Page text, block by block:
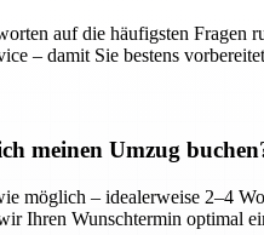
auf die häufigsten Fragen
– damit Sie bestens
meinen Umzug
möglich – idealerweise 2–4
Ihren Wunschtermin optimal